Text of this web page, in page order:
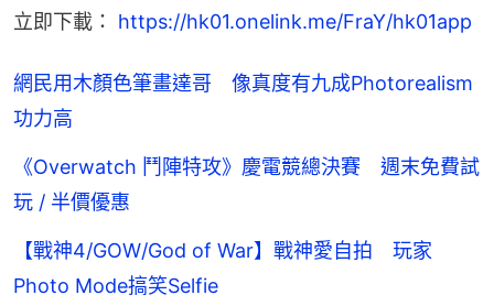
立即下載： https://hk01.onelink.me/FraY/hk01app
網民用木顏色筆畫達哥 像真度有九成Photorealism
功力高
《Overwatch 鬥陣特攻》慶電競總決賽 週末免費試
玩 / 半價優惠
【戰神4/GOW/God of War】戰神愛自拍 玩家
Photo Mode搞笑Selfie